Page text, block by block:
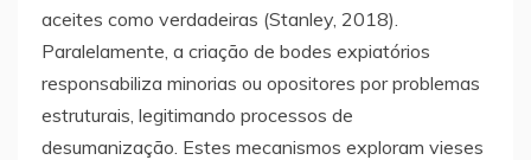
aceites como verdadeiras (Stanley, 2018).
Paralelamente, a criação de bodes expiatórios
responsabiliza minorias ou opositores por problemas
estruturais, legitimando processos de
desumanização. Estes mecanismos exploram vieses